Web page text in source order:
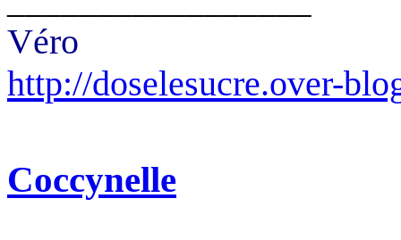
Véro
http://doselesucre.over-
Coccynelle